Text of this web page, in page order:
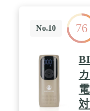
タンを５秒以上長
事で改善される場
■電池容量：デュ
4000mAh/14.8wha
電：5V2A/タイプ
KPA、Kg/cm2 ■空
モバイルコンプレ
ブ）、仏式バルブ
ー、ボールニー
ル、収納袋 ■取扱
負荷の軽減を目
No.10 76